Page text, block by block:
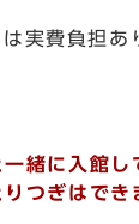
実費負担あ
緒に入館し
つぎはでき